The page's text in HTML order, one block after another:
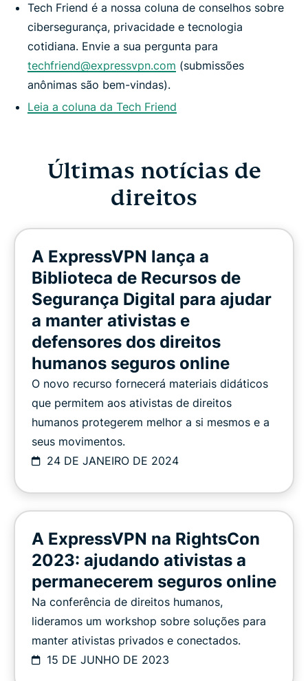
Tech Friend é a nossa coluna de conselhos sobre
cibersegurança, privacidade e tecnologia
cotidiana. Envie a sua pergunta para
techfriend@expressvpn.com (submissões
anônimas são bem-vindas).
Leia a coluna da Tech Friend
Últimas notícias de
direitos
A ExpressVPN lança a
Biblioteca de Recursos de
Segurança Digital para ajudar
a manter ativistas e
defensores dos direitos
humanos seguros online
O novo recurso fornecerá materiais didáticos
que permitem aos ativistas de direitos
humanos protegerem melhor a si mesmos e a
seus movimentos.
24 DE JANEIRO DE 2024
A ExpressVPN na RightsCon
2023: ajudando ativistas a
permanecerem seguros online
Na conferência de direitos humanos,
lideramos um workshop sobre soluções para
manter ativistas privados e conectados.
15 DE JUNHO DE 2023